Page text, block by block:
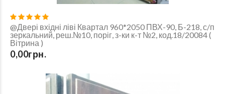
@Двері вхідні ліві Квартал 960*2050 ПВХ-90, Б-218, с/п
зеркальний, реш.№10, поріг, з-ки к-т №2, код.18/20084 (
Вітрина )
0,00грн.